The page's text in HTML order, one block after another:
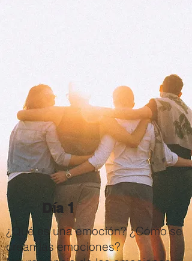
Día 1
¿Qué es una emoción? ¿Cómo se
crean las emociones?